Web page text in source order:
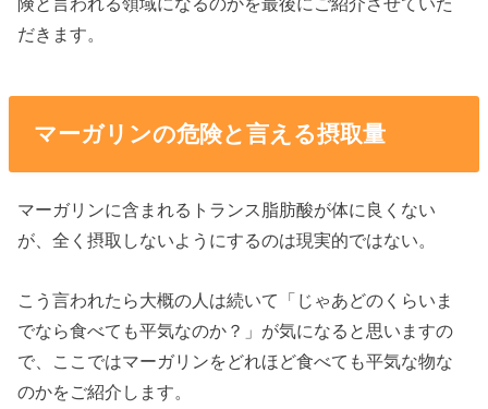
だきます。
マーガリンの危険と言える摂取量
マーガリンに含まれるトランス脂肪酸が体に良くない
が、全く摂取しないようにするのは現実的ではない。
こう言われたら大概の人は続いて「じゃあどのくらいま
でなら食べても平気なのか？」が気になると思いますの
で、ここではマーガリンをどれほど食べても平気な物な
のかをご紹介します。